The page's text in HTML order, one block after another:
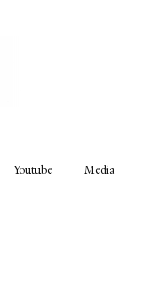
Youtube Media